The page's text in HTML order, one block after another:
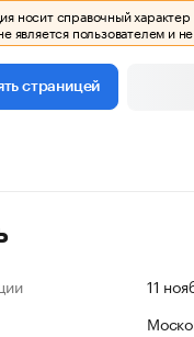
носит справочный характер
является пользователем и
страницей
11